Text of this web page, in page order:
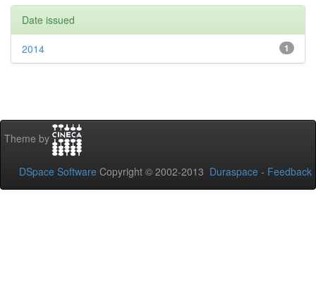
Date issued
1
2014
Theme by
DSpace Software Copyright © 2002-2013 Duraspace - Feedback